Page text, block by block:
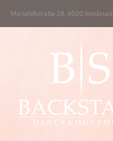
Mariahilfstraße 28, 6020 Innsbruck